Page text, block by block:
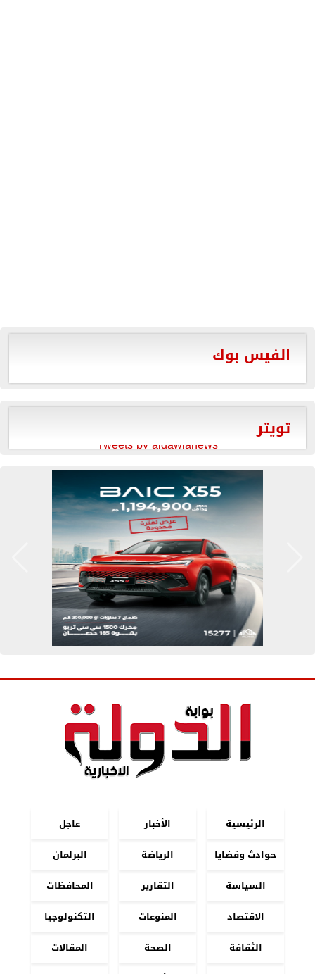
الفيس بوك
تويتر
Tweets by aldawlanews
الرئيسية الأخبار
عاجل
حوادث وقضايا
الرياضة
البرلمان
السياسة
التقارير
المحافظات
الاقتصاد
المنوعات
التكنولوجيا
الثقافة
الصحة
المقالات